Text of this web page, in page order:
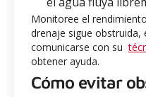
Monitoree el
drenaje sigue obstruida,
comunicarse con su
obtener ayuda.
Cómo evitar